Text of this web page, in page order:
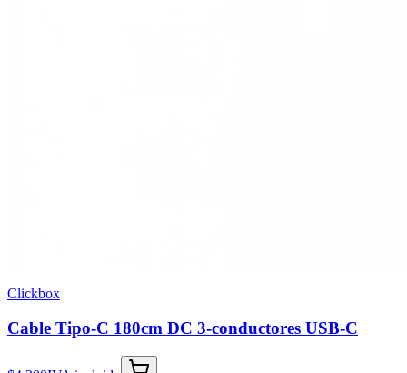
Clickbox
Cable Tipo-C 180cm DC 3-conductores USB-C